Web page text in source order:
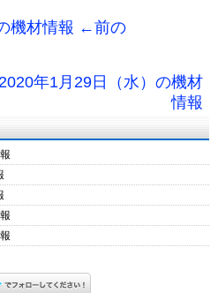
機材情報 ←前の
年1月29日（水）の機材
情報